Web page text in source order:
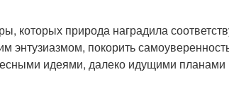
которых природа наградила
энтузиазмом, покорить
идеями, далеко идущими